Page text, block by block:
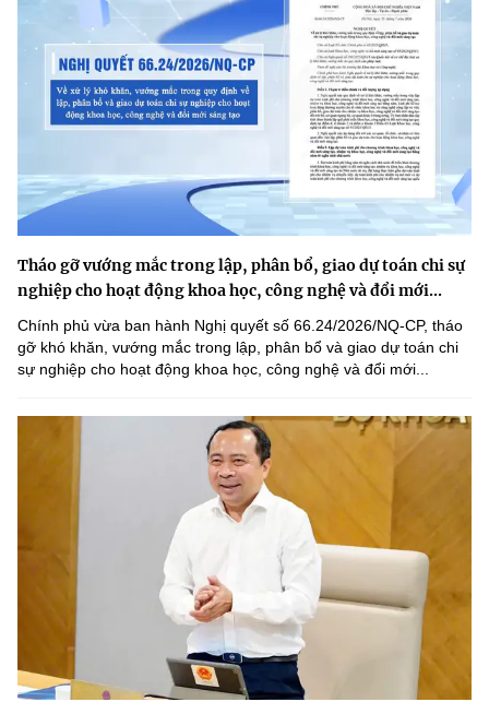
Tháo gỡ vướng mắc trong lập, phân bổ, giao dự toán chi sự
nghiệp cho hoạt động khoa học, công nghệ và đổi mới...
Chính phủ vừa ban hành Nghị quyết số 66.24/2026/NQ-CP, tháo
gỡ khó khăn, vướng mắc trong lập, phân bổ và giao dự toán chi
sự nghiệp cho hoạt động khoa học, công nghệ và đổi mới...